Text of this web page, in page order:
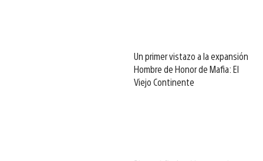
Un primer vistazo a la expansión
Hombre de Honor de Mafia: El
Viejo Continente